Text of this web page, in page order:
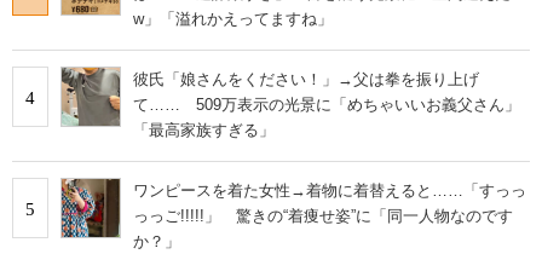
w」「溢れかえってますね」
4
彼氏「娘さんをください！」→父は拳を振り上げ
て…… 509万表示の光景に「めちゃいいお義父さん」
「最高家族すぎる」
5
ワンピースを着た女性→着物に着替えると……「すっっ
っっご!!!!!」 驚きの“着痩せ姿”に「同一人物なのです
か？」